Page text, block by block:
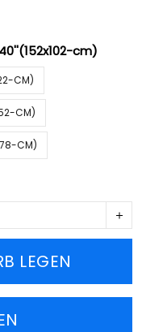
cm)
CM)
CM)
CM)
LEGEN